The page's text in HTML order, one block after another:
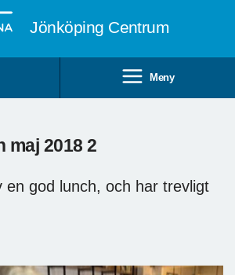
Jönköping Centrum
Meny
maj 2018 2
en god lunch, och har trevligt